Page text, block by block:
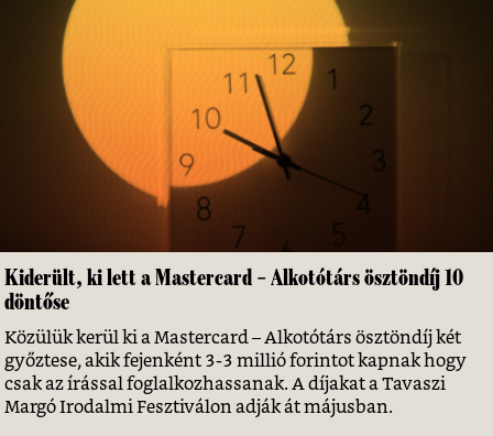
Kiderült, ki lett a Mastercard – Alkotótárs ösztöndíj 10
döntőse
Közülük kerül ki a Mastercard – Alkotótárs ösztöndíj két
győztese, akik fejenként 3-3 millió forintot kapnak hogy
csak az írással foglalkozhassanak. A díjakat a Tavaszi
Margó Irodalmi Fesztiválon adják át májusban.